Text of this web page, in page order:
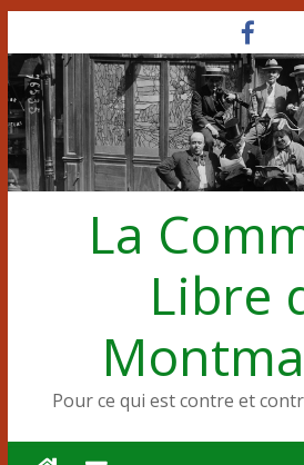
au
contenu
La
Libre
Pour ce qui est contre et